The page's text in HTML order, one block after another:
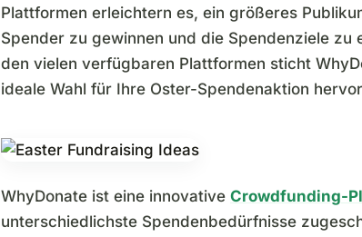
Plattformen erleichtern es, ein größeres
Spender zu gewinnen und die Spendenziele zu
den vielen verfügbaren Plattformen sticht
ideale Wahl für Ihre Oster-Spendenaktion
WhyDonate ist eine innovative Crowdfunding-
unterschiedlichste Spendenbedürfnisse